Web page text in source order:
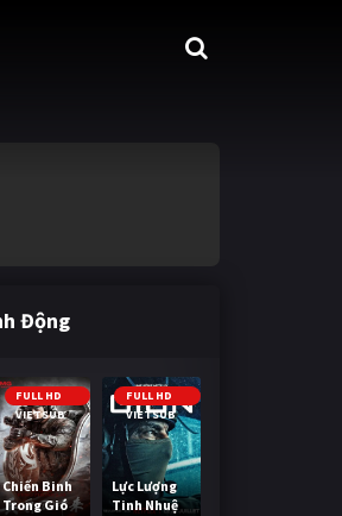
Động
FULL HD
VIETSUB
Chiến Binh
Trong Gió
FULL HD
VIETSUB
Lực Lượng
Tinh Nhuệ